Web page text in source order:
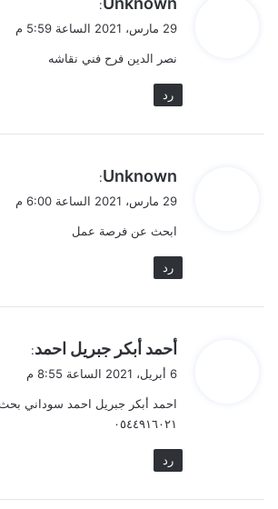
ل
:
29 مارس، 2021 الساعة 5:59 م
نصر الدين فرح فني نقاشه
رد
ي
ل
Unknown
:
29 مارس، 2021 الساعة 6:00 م
ابحث عن فرصة عمل
رد
ي
ل
أحمد أبكر جبريل احمد:
6 أبريل، 2021 الساعة 8:55 م
احمد أبكر جبريل احمد سوداني
٠٥٤٤٩١٦٠٢١
رد